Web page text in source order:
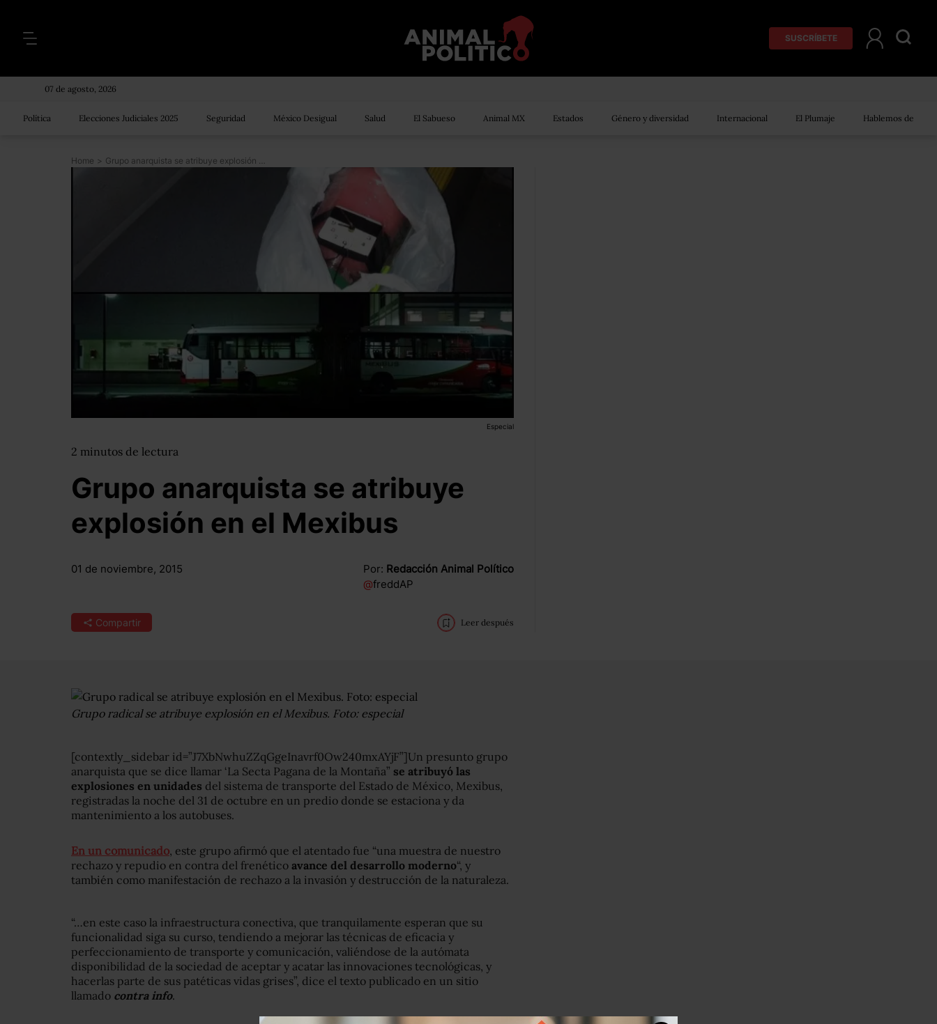
SUSCRÍBETE
07 de agosto, 2026
Política Elecciones Judiciales 2025 Seguridad México Desigual Salud El Sabueso Animal MX Estados Género y diversidad Internacional El Plumaje Hablemos de
Home > Grupo anarquista se atribuye explosión en el Mexibus
Especial
2 minutos de lectura
Grupo anarquista se atribuye
explosión en el Mexibus
01 de noviembre, 2015 Por: Redacción Animal Político
@freddAP
Compartir Leer después
Grupo radical se atribuye explosión en el Mexibus. Foto: especial
[contextly_sidebar id=”J7XbNwhuZZqGgeInavrf0Ow240mxAYjF”]Un presunto grupo
anarquista que se dice llamar ‘La Secta Pagana de la Montaña” se atribuyó las
explosiones en unidades del sistema de transporte del Estado de México, Mexibus,
registradas la noche del 31 de octubre en un predio donde se estaciona y da
mantenimiento a los autobuses.
En un comunicado, este grupo afirmó que el atentado fue “una muestra de nuestro
rechazo y repudio en contra del frenético avance del desarrollo moderno“, y
también como manifestación de rechazo a la invasión y destrucción de la naturaleza.
“…en este caso la infraestructura conectiva, que tranquilamente esperan que su
funcionalidad siga su curso, tendiendo a mejorar las técnicas de eficacia y
perfeccionamiento de transporte y comunicación, valiéndose de la autómata
disponibilidad de la sociedad de aceptar y acatar las innovaciones tecnológicas, y
hacerlas parte de sus patéticas vidas grises”, dice el texto publicado en un sitio
llamado contra info.